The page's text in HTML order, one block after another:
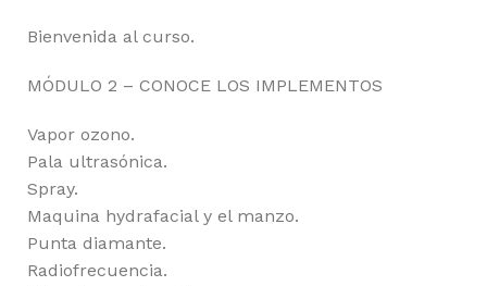
Bienvenida al curso.
MÓDULO 2 – CONOCE LOS IMPLEMENTOS
Vapor ozono.
Pala ultrasónica.
Spray.
Maquina hydrafacial y el manzo.
Punta diamante.
Radiofrecuencia.